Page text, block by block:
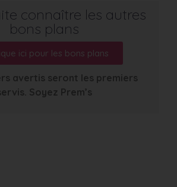
connaître les autres
bons plans
ici pour les bons plans
avertis seront les premiers
Soyez Prem’s